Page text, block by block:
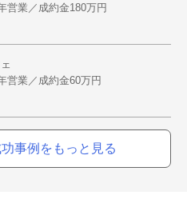
営業／成約金180万円
営業／成約金60万円
事例をもっと見る